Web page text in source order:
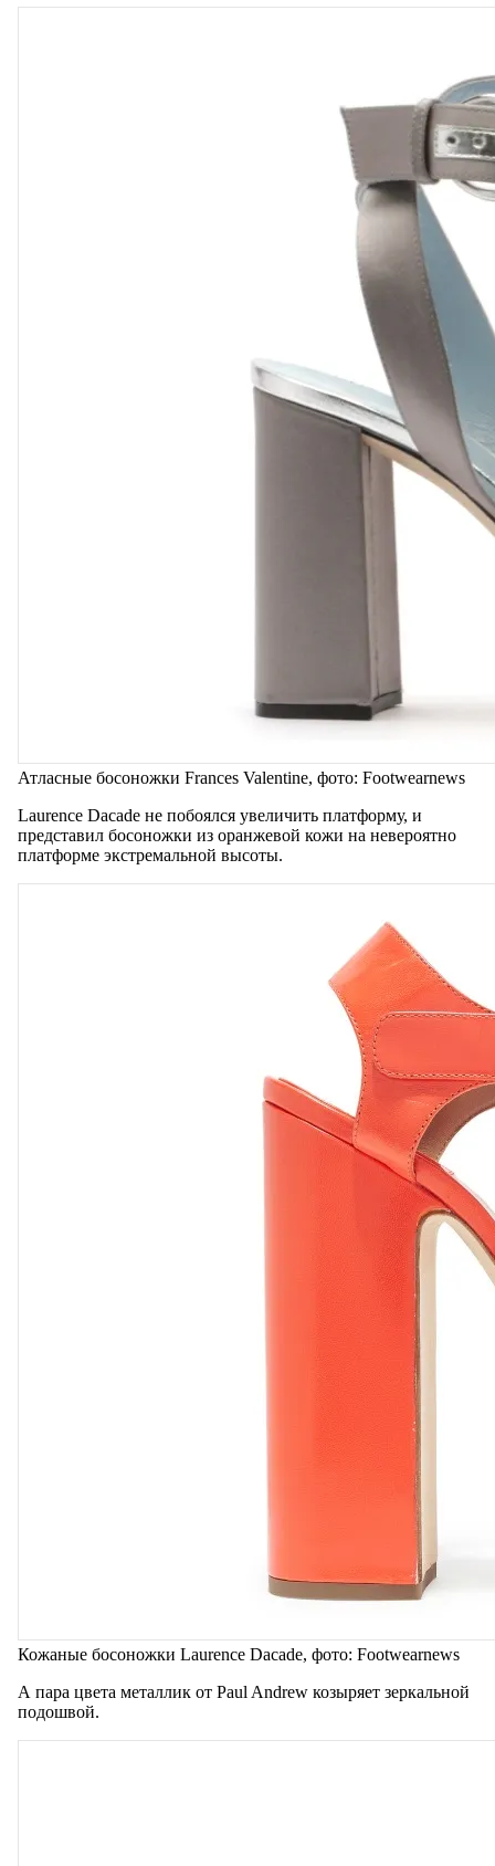
Атласные босоножки Frances Valentine, фото: Footwearnews
Laurence Dacade не побоялся увеличить платформу, и
представил босоножки из оранжевой кожи на невероятно
платформе экстремальной высоты.
Кожаные босоножки Laurence Dacade, фото: Footwearnews
А пара цвета металлик от Paul Andrew козыряет зеркальной
подошвой.